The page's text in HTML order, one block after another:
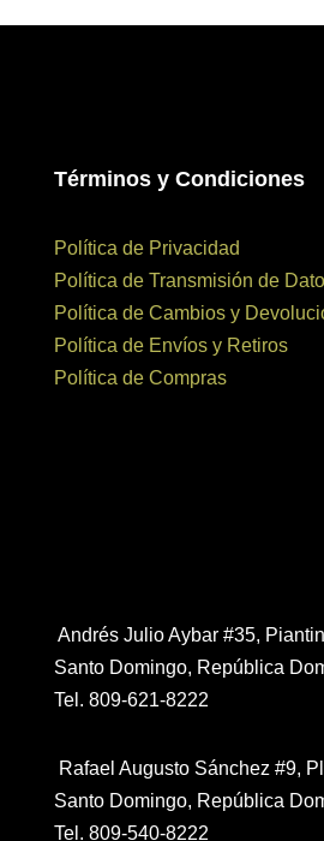
Términos y Condiciones
Política de Privacidad
Política de Transmisión de
Política de Cambios y
Política de Envíos y Retiros
Política de Compras
Andrés Julio Aybar #35,
Santo Domingo, República
Tel. 809-621-8222
Rafael Augusto Sánchez #9,
Santo Domingo, República
Tel. 809-540-8222